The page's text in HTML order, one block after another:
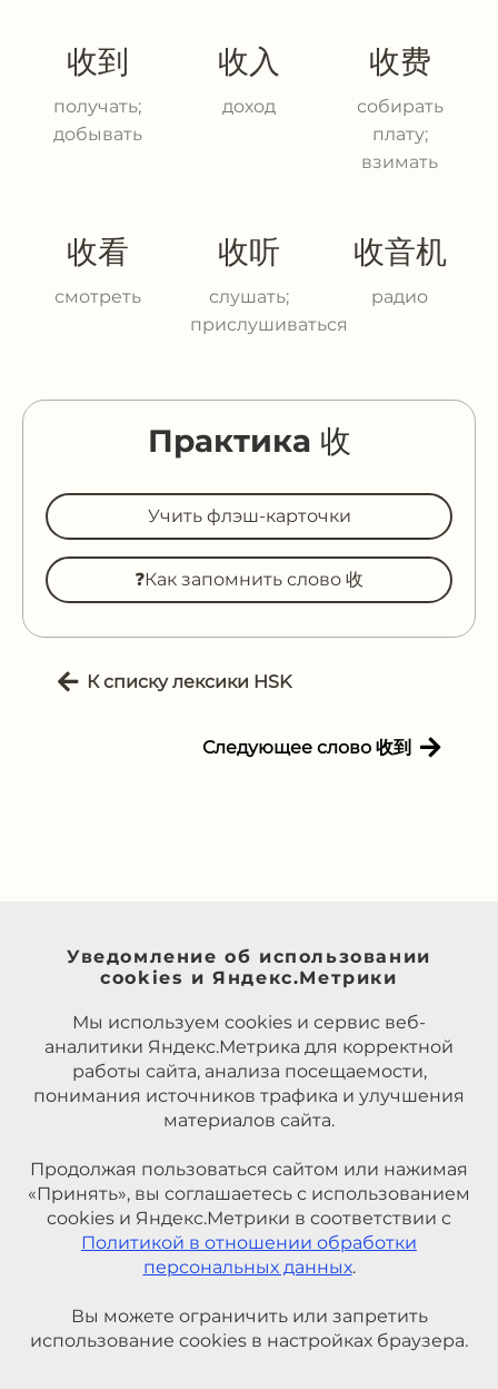
收到
получать;
добывать
收入
доход
收费
собирать
плату;
взимать
收看
смотреть
收听
слушать;
прислушиваться
收音机
радио
Практика 收
Учить флэш-карточки
❓Как запомнить слово 收
К списку лексики HSK
Следующее слово 收到
Уведомление об использовании
cookies и Яндекс.Метрики
Мы используем cookies и сервис веб-
аналитики Яндекс.Метрика для корректной
работы сайта, анализа посещаемости,
понимания источников трафика и улучшения
материалов сайта.
Продолжая пользоваться сайтом или нажимая
«Принять», вы соглашаетесь с использованием
cookies и Яндекс.Метрики в соответствии с
Политикой в отношении обработки
персональных данных.
Вы можете ограничить или запретить
использование cookies в настройках браузера.